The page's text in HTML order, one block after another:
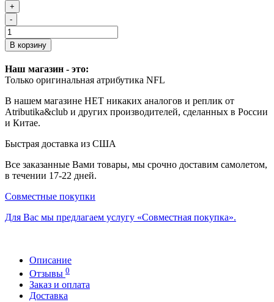
+
-
В корзину
Наш магазин - это:
Только оригинальная атрибутика NFL
В нашем магазине НЕТ никаких аналогов и реплик от
Atributika&club и других производителей, сделанных в России
и Китае.
Быстрая доставка из США
Все заказанные Вами товары, мы срочно доставим самолетом,
в течении 17-22 дней.
Совместные покупки
Для Вас мы предлагаем услугу «Совместная покупка».
Описание
Отзывы 0
Заказ и оплата
Доставка